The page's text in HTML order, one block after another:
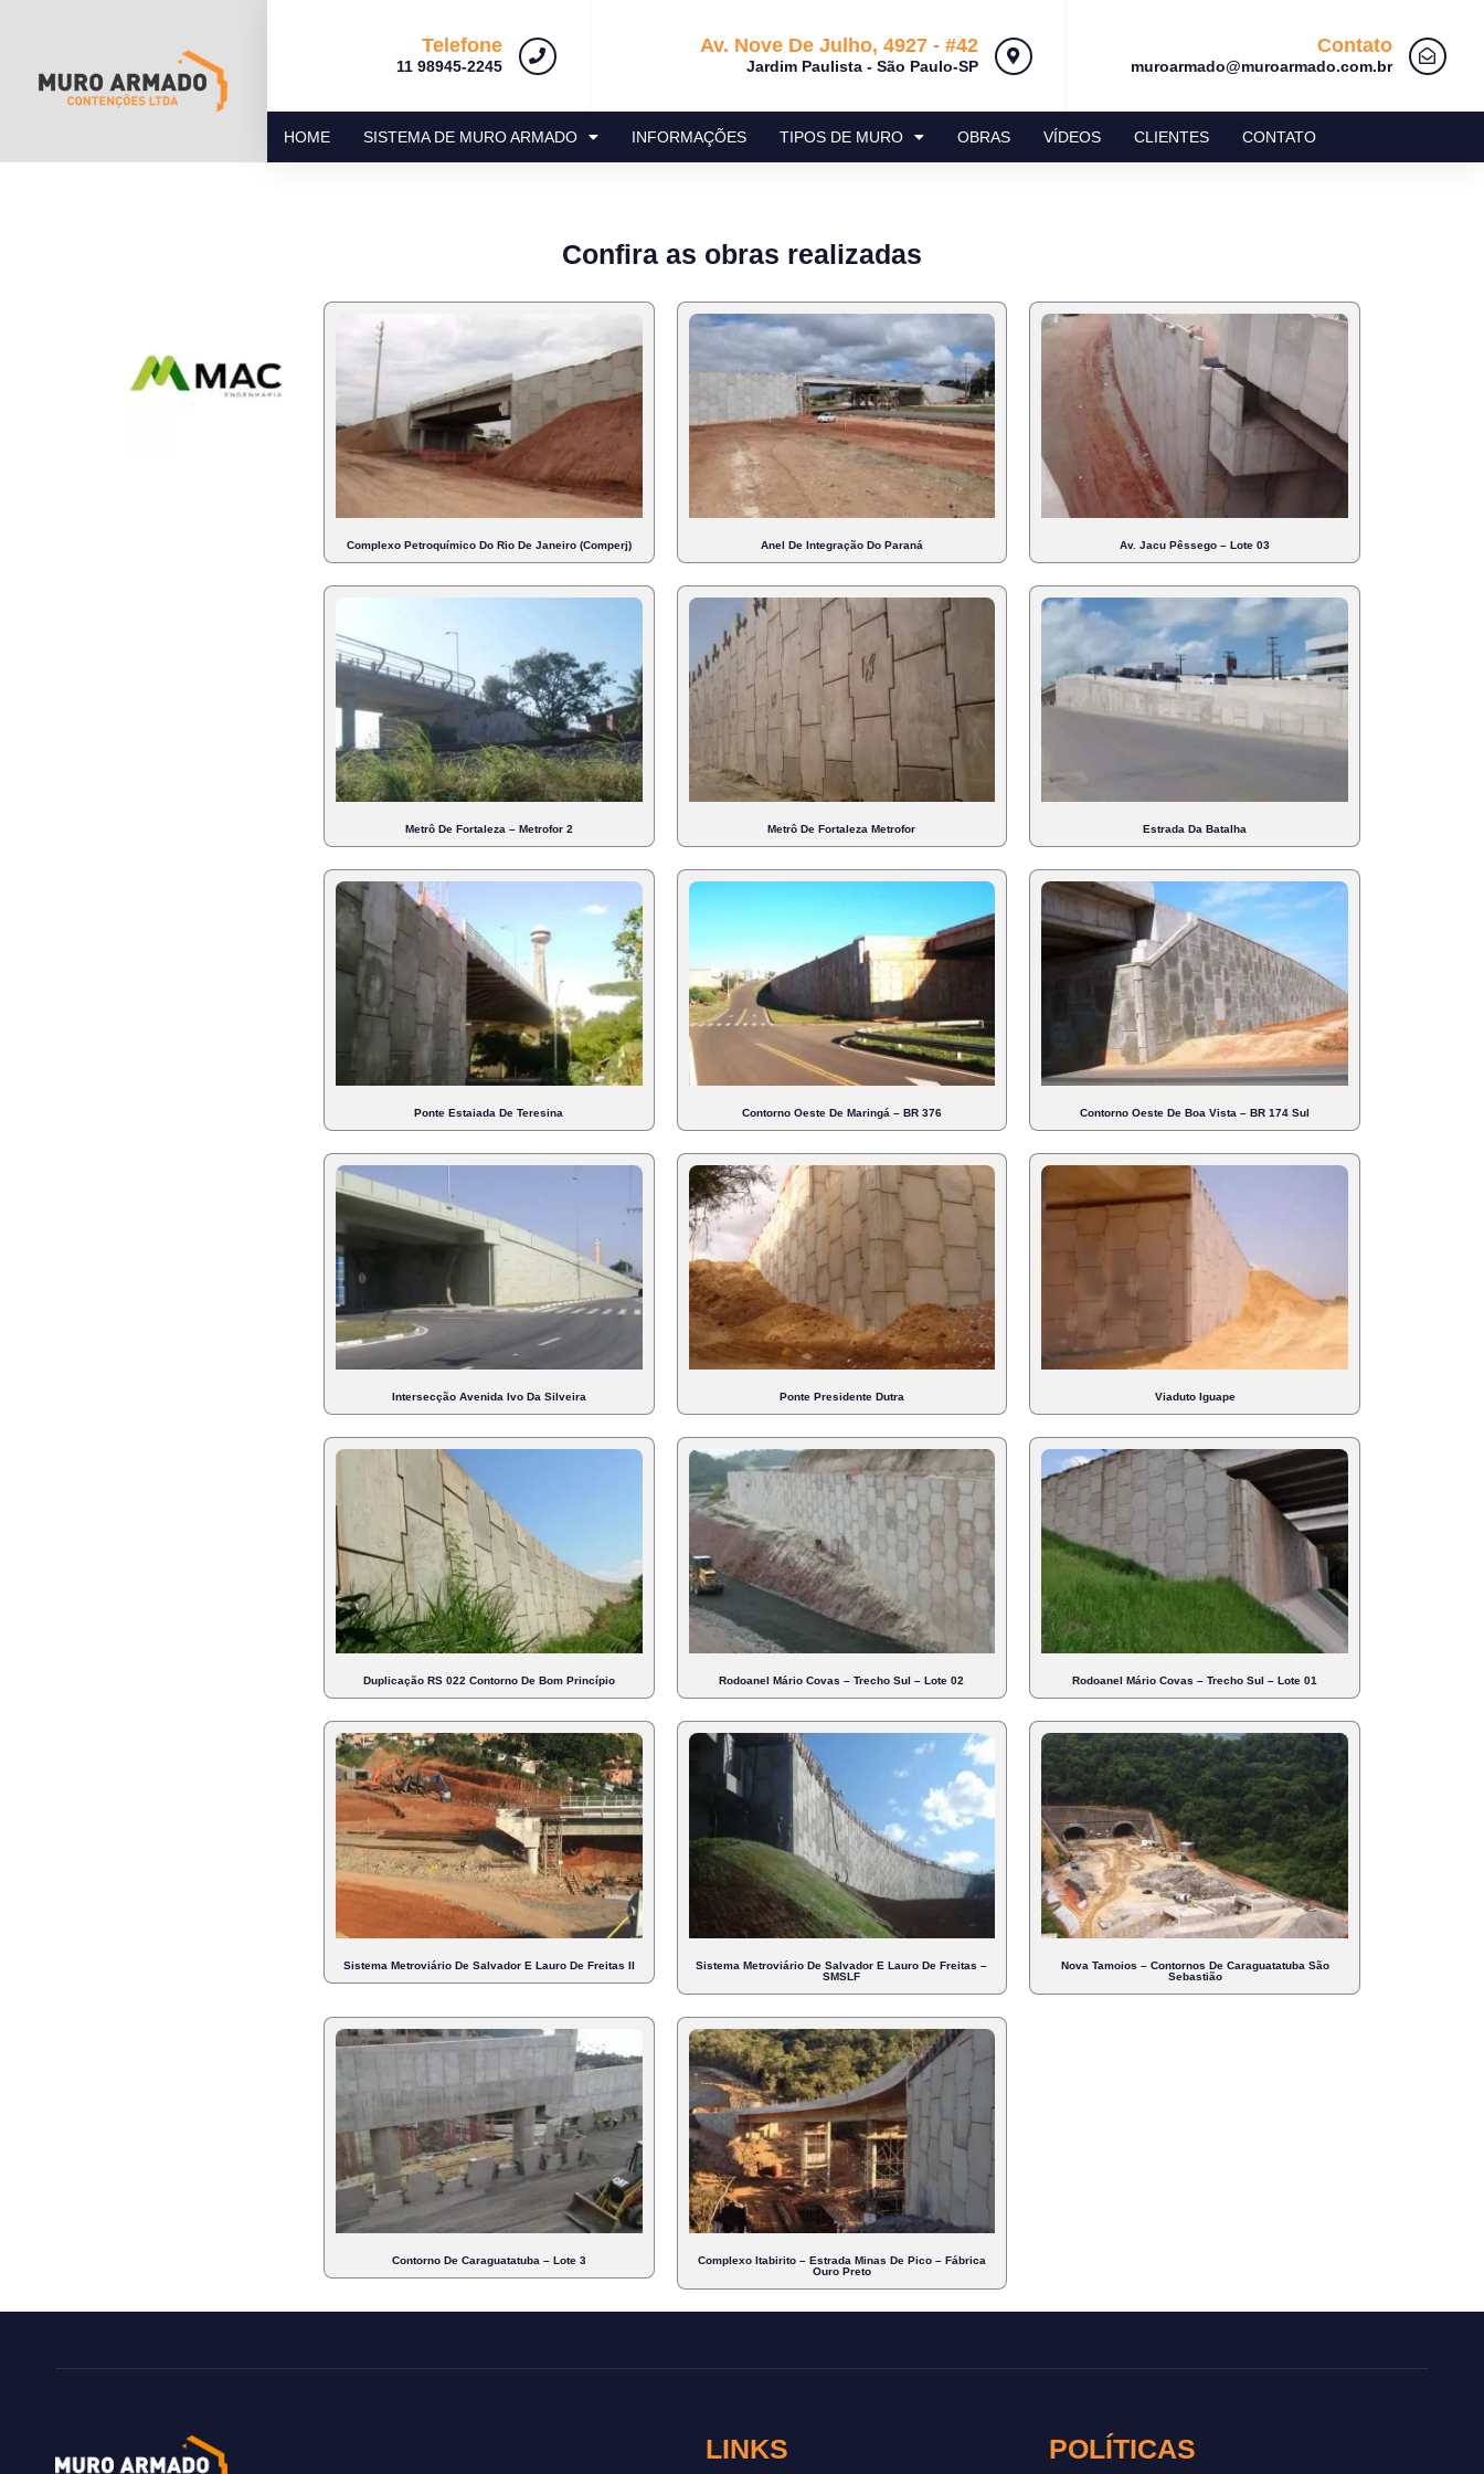
Telefone
11 98945-2245
Av. Nove De Julho, 4927 - #42
Jardim Paulista - São Paulo-SP
Contato
muroarmado@muroarmado.com.br
HOME SISTEMA DE MURO ARMADO INFORMAÇÕES TIPOS DE MURO OBRAS VÍDEOS CLIENTES CONTATO
Confira as obras realizadas
Complexo Petroquímico Do Rio De Janeiro (Comperj) Anel De Integração Do Paraná Av. Jacu Pêssego – Lote 03
Metrô De Fortaleza – Metrofor 2 Metrô De Fortaleza Metrofor Estrada Da Batalha
Ponte Estaiada De Teresina Contorno Oeste De Maringá – BR 376 Contorno Oeste De Boa Vista – BR 174 Sul
Intersecção Avenida Ivo Da Silveira Ponte Presidente Dutra Viaduto Iguape
Duplicação RS 022 Contorno De Bom Princípio Rodoanel Mário Covas – Trecho Sul – Lote 02 Rodoanel Mário Covas – Trecho Sul – Lote 01
Sistema Metroviário De Salvador E Lauro De Freitas II
Sistema Metroviário De Salvador E Lauro De Freitas –
SMSLF
Nova Tamoios – Contornos De Caraguatatuba São
Sebastião
Contorno De Caraguatatuba – Lote 3
Complexo Itabirito – Estrada Minas De Pico – Fábrica
Ouro Preto
LINKS POLÍTICAS